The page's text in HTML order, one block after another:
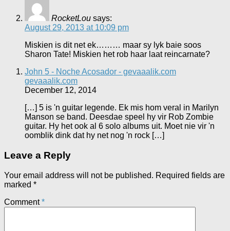
RocketLou says:
August 29, 2013 at 10:09 pm
Miskien is dit net ek……… maar sy lyk baie soos
Sharon Tate! Miskien het rob haar laat reincarnate?
John 5 - Noche Acosador - gevaaalik.com
gevaaalik.com
December 12, 2014
[…] 5 is 'n guitar legende. Ek mis hom veral in Marilyn
Manson se band. Deesdae speel hy vir Rob Zombie
guitar. Hy het ook al 6 solo albums uit. Moet nie vir 'n
oomblik dink dat hy net nog 'n rock […]
Leave a Reply
Your email address will not be published. Required fields are
marked *
Comment*